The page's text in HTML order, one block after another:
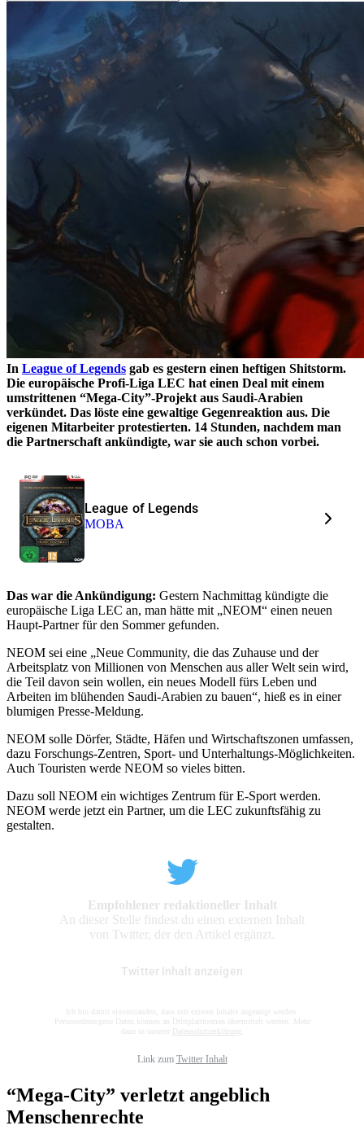
In League of Legends gab es gestern einen heftigen Shitstorm.
Die europäische Profi-Liga LEC hat einen Deal mit einem
umstrittenen “Mega-City”-Projekt aus Saudi-Arabien
verkündet. Das löste eine gewaltige Gegenreaktion aus. Die
eigenen Mitarbeiter protestierten. 14 Stunden, nachdem man
die Partnerschaft ankündigte, war sie auch schon vorbei.
League of Legends
MOBA
Das war die Ankündigung: Gestern Nachmittag kündigte die
europäische Liga LEC an, man hätte mit „NEOM“ einen neuen
Haupt-Partner für den Sommer gefunden.
NEOM sei eine „Neue Community, die das Zuhause und der
Arbeitsplatz von Millionen von Menschen aus aller Welt sein wird,
die Teil davon sein wollen, ein neues Modell fürs Leben und
Arbeiten im blühenden Saudi-Arabien zu bauen“, hieß es in einer
blumigen Presse-Meldung.
NEOM solle Dörfer, Städte, Häfen und Wirtschaftszonen umfassen,
dazu Forschungs-Zentren, Sport- und Unterhaltungs-Möglichkeiten.
Auch Touristen werde NEOM so vieles bitten.
Dazu soll NEOM ein wichtiges Zentrum für E-Sport werden.
NEOM werde jetzt ein Partner, um die LEC zukunftsfähig zu
gestalten.
Empfohlener redaktioneller Inhalt
An dieser Stelle findest du einen externen Inhalt
von Twitter, der den Artikel ergänzt.
Twitter Inhalt anzeigen
Ich bin damit einverstanden, dass mir externe Inhalte angezeigt werden.
Personenbezogene Daten können an Drittplattformen übermittelt werden. Mehr
Datenschutzerklärung
Link zum Twitter Inhalt
“Mega-City” verletzt angeblich
Menschenrechte